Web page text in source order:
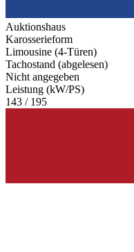
Auktionshaus
Karosserieform
Limousine (4-Türen)
Tachostand (abgelesen)
Nicht angegeben
Leistung (kW/PS)
143 / 195